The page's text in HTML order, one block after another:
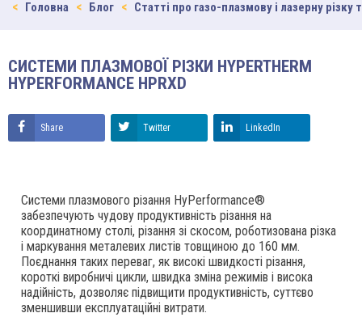
Головна Блог Статті про газо-плазмову і лазерну різку
СИСТЕМИ ПЛАЗМОВОЇ РІЗКИ HYPERTHERM
HYPERFORMANCE HPRXD
Share Twitter LinkedIn
Системи плазмового різання HyPerformance®
забезпечують чудову продуктивність різання на
координатному столі, різання зі скосом, роботизована різка
і маркування металевих листів товщиною до 160 мм.
Поєднання таких переваг, як високі швидкості різання,
короткі виробничі цикли, швидка зміна режимів і висока
надійність, дозволяє підвищити продуктивність, суттєво
зменшивши експлуатаційні витрати.